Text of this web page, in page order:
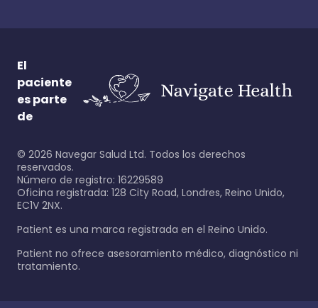
El
paciente
es parte
de
© 2026 Navegar Salud Ltd. Todos los derechos
reservados.
Número de registro: 16229589
Oficina registrada: 128 City Road, Londres, Reino Unido,
EC1V 2NX.
Patient es una marca registrada en el Reino Unido.
Patient no ofrece asesoramiento médico, diagnóstico ni
tratamiento.